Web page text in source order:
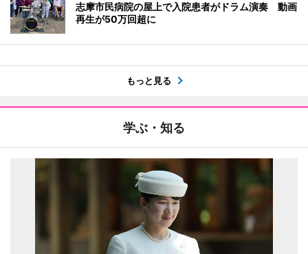
志摩市民病院の屋上で入院患者がドラム演奏 動画
再生が50万回超に
もっと見る
学ぶ・知る